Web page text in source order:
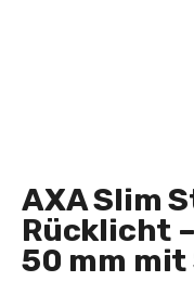
AXA Slim
Rücklicht
50 mm